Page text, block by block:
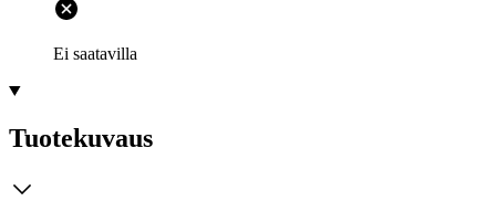
Ei saatavilla
Tuotekuvaus